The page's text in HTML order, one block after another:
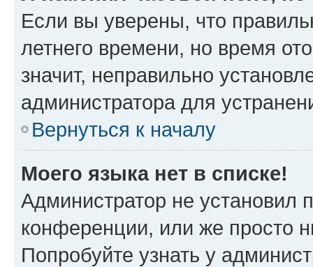
Если вы уверены, что
летнего времени, но время
значит, неправильно
администратора для
Вернуться к началу
Моего языка нет в списке!
Администратор не установил
конференции, или же просто
Попробуйте узнать у